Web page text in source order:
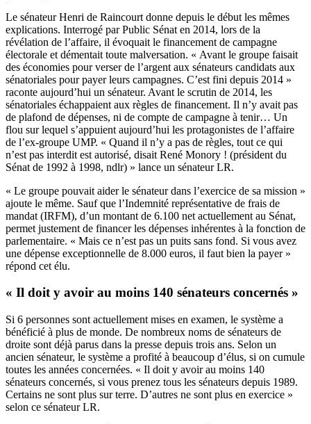
Le sénateur Henri de Raincourt donne depuis le début les mêmes
explications. Interrogé par Public Sénat en 2014, lors de la
révélation de l’affaire, il évoquait le financement de campagne
électorale et démentait toute malversation. « Avant le groupe faisait
des économies pour verser de l’argent aux sénateurs candidats aux
sénatoriales pour payer leurs campagnes. C’est fini depuis 2014 »
raconte aujourd’hui un sénateur. Avant le scrutin de 2014, les
sénatoriales échappaient aux règles de financement. Il n’y avait pas
de plafond de dépenses, ni de compte de campagne à tenir… Un
flou sur lequel s’appuient aujourd’hui les protagonistes de l’affaire
de l’ex-groupe UMP. « Quand il n’y a pas de règles, tout ce qui
n’est pas interdit est autorisé, disait René Monory ! (président du
Sénat de 1992 à 1998, ndlr) » lance un sénateur LR.
« Le groupe pouvait aider le sénateur dans l’exercice de sa mission »
ajoute le même. Sauf que l’Indemnité représentative de frais de
mandat (IRFM), d’un montant de 6.100 net actuellement au Sénat,
permet justement de financer les dépenses inhérentes à la fonction de
parlementaire. « Mais ce n’est pas un puits sans fond. Si vous avez
une dépense exceptionnelle de 8.000 euros, il faut bien la payer »
répond cet élu.
« Il doit y avoir au moins 140 sénateurs concernés »
Si 6 personnes sont actuellement mises en examen, le système a
bénéficié à plus de monde. De nombreux noms de sénateurs de
droite sont déjà parus dans la presse depuis trois ans. Selon un
ancien sénateur, le système a profité à beaucoup d’élus, si on cumule
toutes les années concernées. « Il doit y avoir au moins 140
sénateurs concernés, si vous prenez tous les sénateurs depuis 1989.
Certains ne sont plus sur terre. D’autres ne sont plus en exercice »
selon ce sénateur LR.